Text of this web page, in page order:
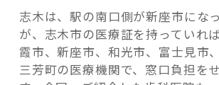
志木は、駅の南口側が新座市にな
が、志木市の医療証を持っていれ
霞市、新座市、和光市、富士見市
三芳町の医療機関で、窓口負担を